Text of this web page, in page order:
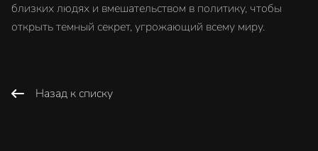
близких людях и вмешательством в политику, чтобы
открыть темный секрет, угрожающий всему миру.
Назад к списку